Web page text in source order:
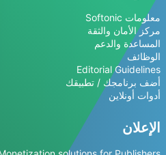
معلومات Softonic
مركز الأمان والثقة
المساعدة والدعم
الوظائف
Editorial Guidelines
أضف برنامجك / تطبيقك
أدوات أونلاين
الإعلان